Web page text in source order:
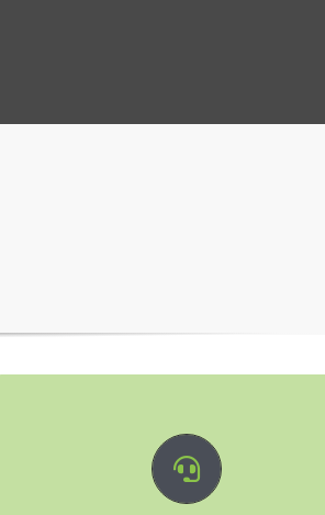
Premiumsupport
Ab sofort steht allen Kunden der Premium